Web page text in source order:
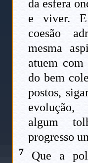
da esfera
e viver. E
coesão
mesma
atuem com
do bem
postos,
evolução,
algum
progresso
7 Que a